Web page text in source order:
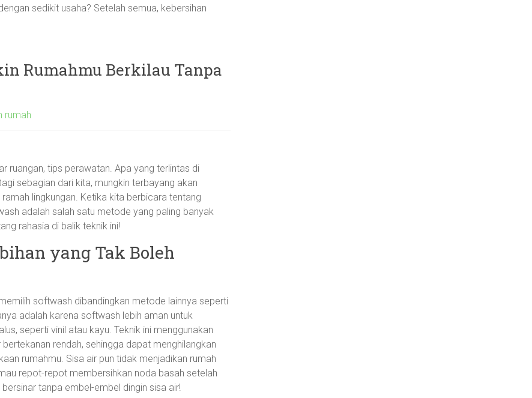
sedikit usaha? Setelah semua, kebersihan
Rumahmu Berkilau Tanpa
rumah
ruangan, tips perawatan. Apa yang terlintas di
sebagian dari kita, mungkin terbayang akan
lingkungan. Ketika kita berbicara tentang
adalah salah satu metode yang paling banyak
rahasia di balik teknik ini!
yang Tak Boleh
softwash dibandingkan metode lainnya seperti
adalah karena softwash lebih aman untuk
seperti vinil atau kayu. Teknik ini menggunakan
rendah, sehingga dapat menghilangkan
rumahmu. Sisa air pun tidak menjadikan rumah
repot-repot membersihkan noda basah setelah
tanpa embel-embel dingin sisa air!